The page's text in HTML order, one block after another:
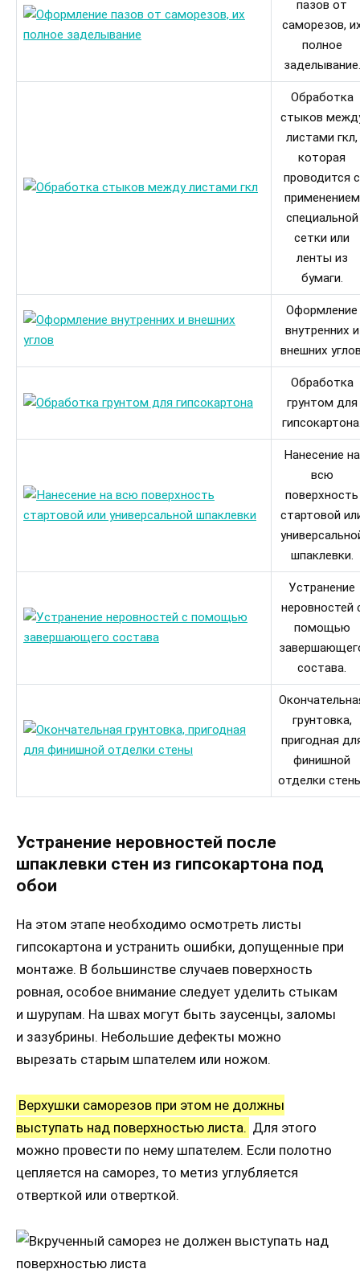
пазов от
саморезов,
полное
заделывание.
Обработка
стыков
листами гкл,
которая
проводится с
применением
специальной
сетки или
ленты из
бумаги.
Оформление
внутренних и
внешних
Обработка
грунтом для
Нанесение на
всю
поверхность
стартовой
шпаклевки.
Устранение
неровностей
помощью
состава.
грунтовка,
пригодная
финишной
отделки
Устранение неровностей после
шпаклевки стен из гипсокартона под
обои
На этом этапе необходимо осмотреть листы
гипсокартона и устранить ошибки, допущенные при
монтаже. В большинстве случаев поверхность
ровная, особое внимание следует уделить стыкам
и шурупам. На швах могут быть заусенцы, заломы
и зазубрины. Небольшие дефекты можно
вырезать старым шпателем или ножом.
Верхушки саморезов при этом не должны
выступать над поверхностью листа. Для этого
можно провести по нему шпателем. Если полотно
цепляется на саморез, то метиз углубляется
отверткой или отверткой.